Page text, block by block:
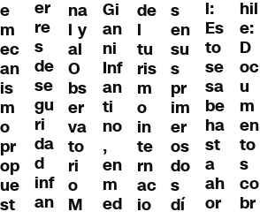
e
m
ec
an
is
m
o
pr
op
ue
st
er
re
s
de
se
gu
ri
da
d
inf
an
na
l y
al
O
bs
er
va
to
ri
o
M
Gi
an
ni
Inf
an
ti
no
,
en
m
ed
de
l
tu
ris
m
o
in
te
rn
ac
io
s
en
su
s
pr
im
er
os
do
s
dí
l:
Es
to
se
sa
be
ha
st
a
ah
or
hil
e:
D
oc
u
m
en
to
s
co
br